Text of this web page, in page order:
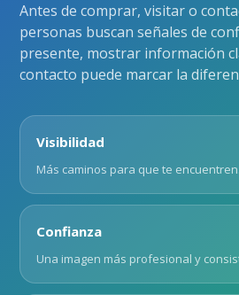
Antes de comprar, visitar o
personas buscan señales de
presente, mostrar información
contacto puede marcar la
Visibilidad
Más caminos para que te encuentren.
Confianza
Una imagen más profesional y